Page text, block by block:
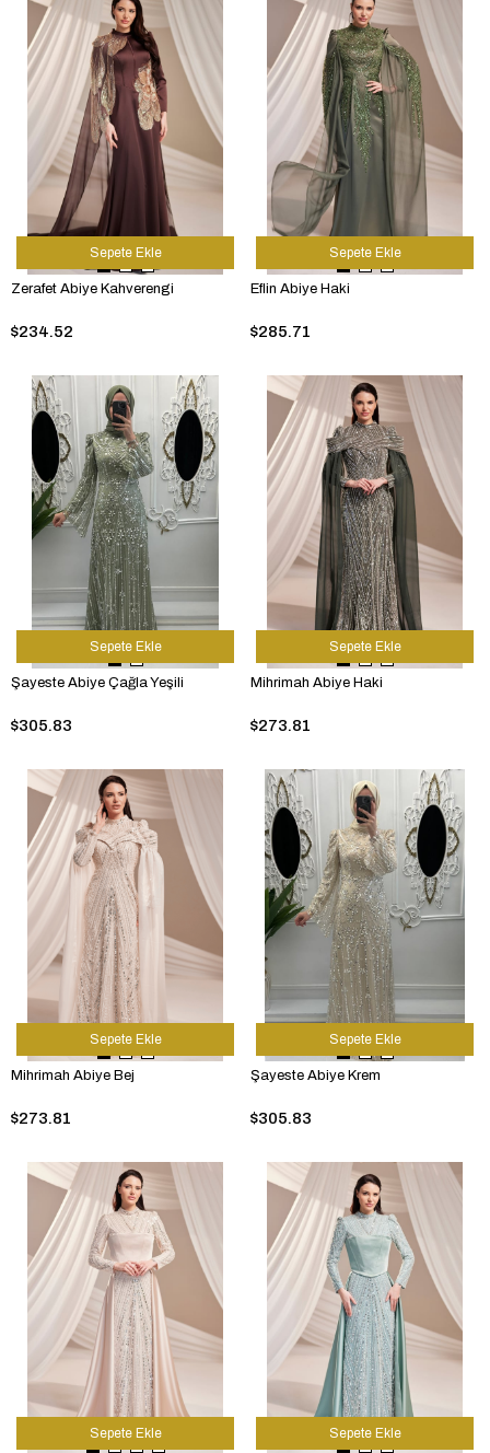
Zerafet Abiye Kahverengi
$234.52
Sepete Ekle
Eflin Abiye Haki
$285.71
Sepete Ekle
Şayeste Abiye Çağla Yeşili
$305.83
Sepete Ekle
Mihrimah Abiye Haki
$273.81
Sepete Ekle
Mihrimah Abiye Bej
$273.81
Sepete Ekle
Şayeste Abiye Krem
$305.83
Sepete Ekle
Sepete Ekle Sepete Ekle